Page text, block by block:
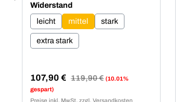
Widerstand
leicht
mittel stark
extra stark
Verkaufspreis:
107,90 € Regulärer Preis:
119,90 € (10.01%
gespart)
Preise inkl. MwSt. zzgl. Versandkosten